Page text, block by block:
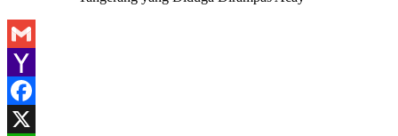
Gmail
Yahoo
Mail
Facebook